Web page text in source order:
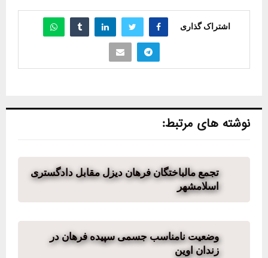
اشتراک گذاری
نوشته های مرتبط:
تجمع مالباختگان فرهان دیزل مقابل دادگستری
اسلامشهر
وضعیت نامناسب جسمی سپیده فرهان در
زندان اوین